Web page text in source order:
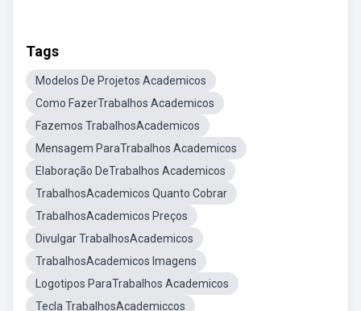
Tags
Modelos De Projetos Academicos
Como FazerTrabalhos Academicos
Fazemos TrabalhosAcademicos
Mensagem ParaTrabalhos Academicos
Elaboração DeTrabalhos Academicos
TrabalhosAcademicos Quanto Cobrar
TrabalhosAcademicos Preços
Divulgar TrabalhosAcademicos
TrabalhosAcademicos Imagens
Logotipos ParaTrabalhos Academicos
Tecla TrabalhosAcademiccos